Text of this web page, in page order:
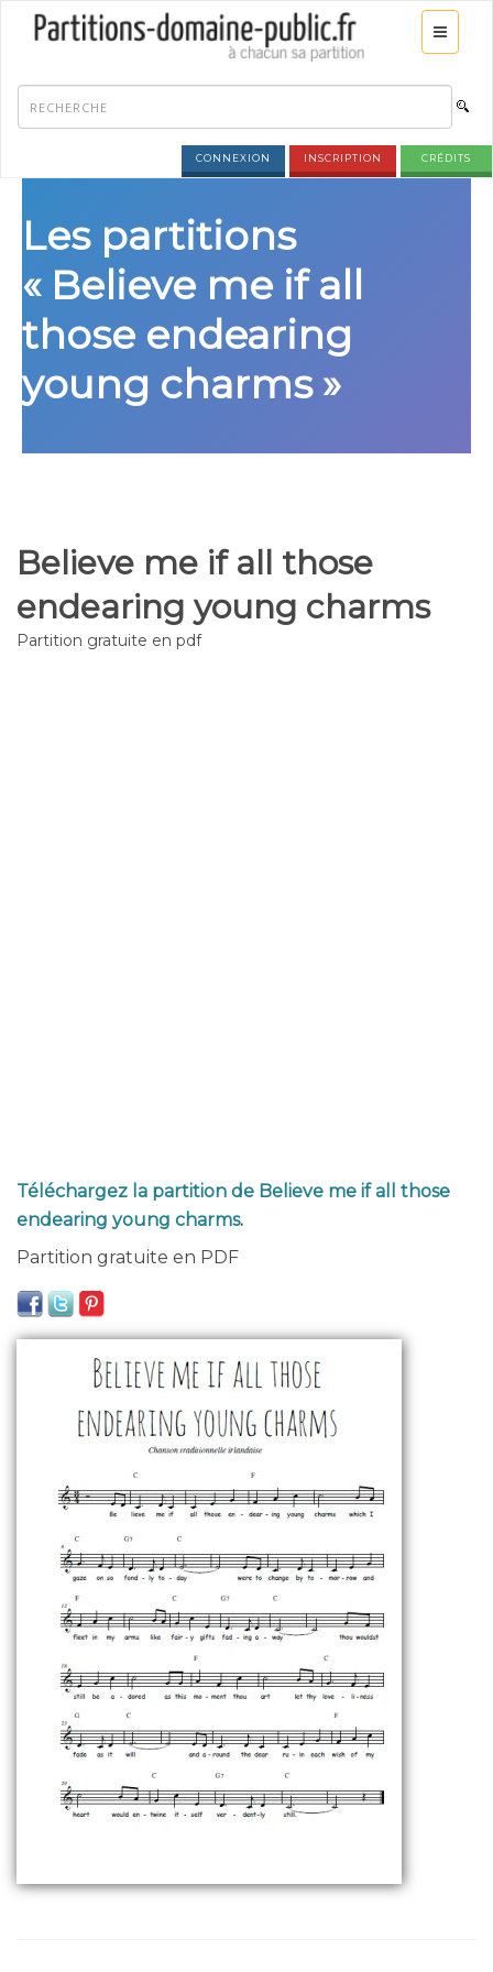
CONNEXION INSCRIPTION CRÉDITS
Les partitions
« Believe me if all
those endearing
young charms »
Believe me if all those
endearing young charms
Partition gratuite en pdf
Téléchargez la partition de Believe me if all those
endearing young charms.
Partition gratuite en PDF